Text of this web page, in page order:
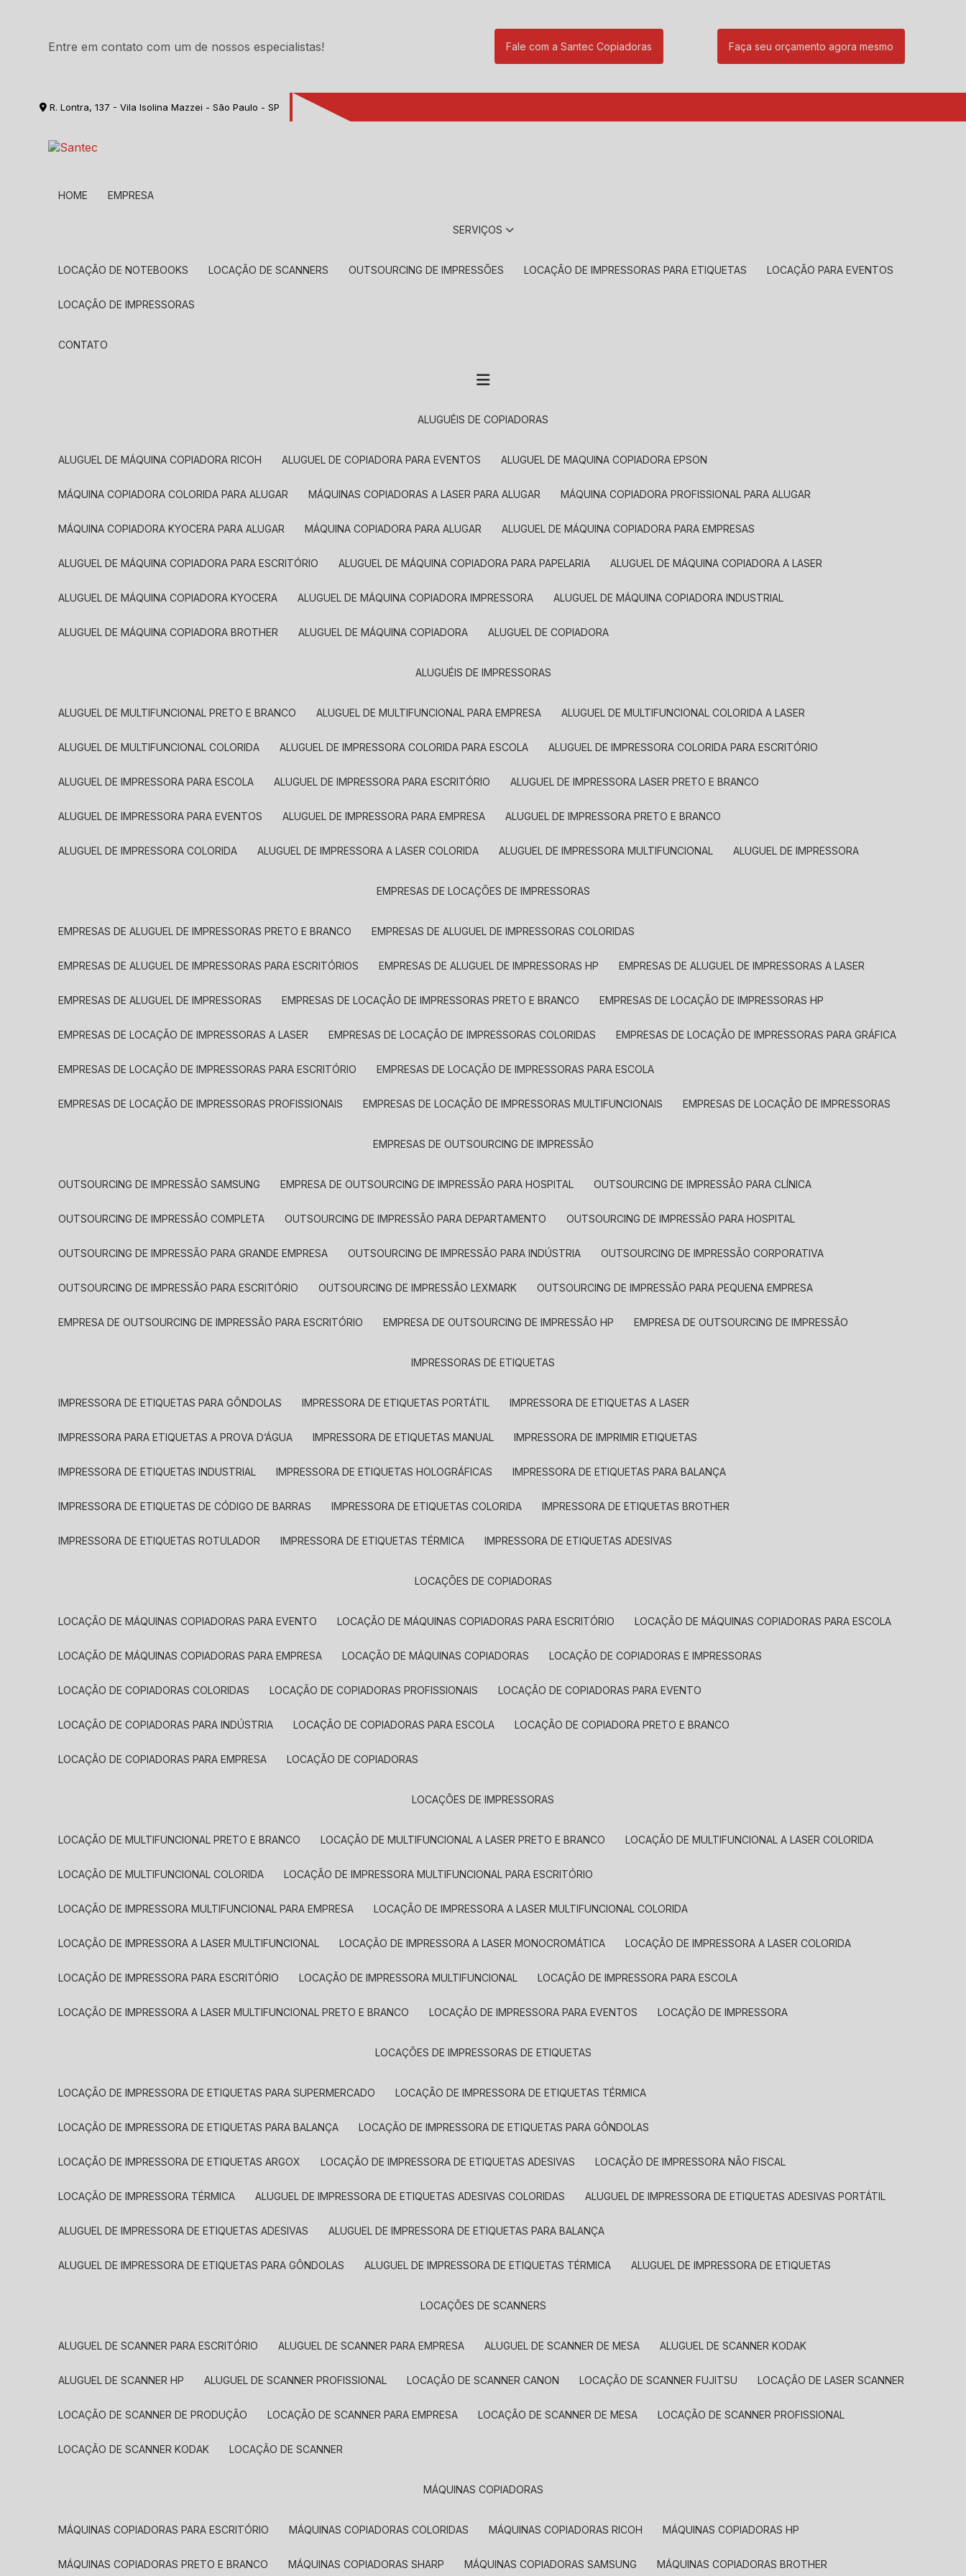
Entre em contato com um de nossos especialistas! Fale com a Santec Copiadoras Faça seu orçamento agora mesmo
R. Lontra, 137 - Vila Isolina Mazzei - São Paulo - SP
HOME EMPRESA
SERVIÇOS
LOCAÇÃO DE NOTEBOOKS LOCAÇÃO DE SCANNERS OUTSOURCING DE IMPRESSÕES LOCAÇÃO DE IMPRESSORAS PARA ETIQUETAS LOCAÇÃO PARA EVENTOS
LOCAÇÃO DE IMPRESSORAS
CONTATO
ALUGUÉIS DE COPIADORAS
ALUGUEL DE MÁQUINA COPIADORA RICOH ALUGUEL DE COPIADORA PARA EVENTOS ALUGUEL DE MAQUINA COPIADORA EPSON
MÁQUINA COPIADORA COLORIDA PARA ALUGAR MÁQUINAS COPIADORAS A LASER PARA ALUGAR MÁQUINA COPIADORA PROFISSIONAL PARA ALUGAR
MÁQUINA COPIADORA KYOCERA PARA ALUGAR MÁQUINA COPIADORA PARA ALUGAR ALUGUEL DE MÁQUINA COPIADORA PARA EMPRESAS
ALUGUEL DE MÁQUINA COPIADORA PARA ESCRITÓRIO ALUGUEL DE MÁQUINA COPIADORA PARA PAPELARIA ALUGUEL DE MÁQUINA COPIADORA A LASER
ALUGUEL DE MÁQUINA COPIADORA KYOCERA ALUGUEL DE MÁQUINA COPIADORA IMPRESSORA ALUGUEL DE MÁQUINA COPIADORA INDUSTRIAL
ALUGUEL DE MÁQUINA COPIADORA BROTHER ALUGUEL DE MÁQUINA COPIADORA ALUGUEL DE COPIADORA
ALUGUÉIS DE IMPRESSORAS
ALUGUEL DE MULTIFUNCIONAL PRETO E BRANCO ALUGUEL DE MULTIFUNCIONAL PARA EMPRESA ALUGUEL DE MULTIFUNCIONAL COLORIDA A LASER
ALUGUEL DE MULTIFUNCIONAL COLORIDA ALUGUEL DE IMPRESSORA COLORIDA PARA ESCOLA ALUGUEL DE IMPRESSORA COLORIDA PARA ESCRITÓRIO
ALUGUEL DE IMPRESSORA PARA ESCOLA ALUGUEL DE IMPRESSORA PARA ESCRITÓRIO ALUGUEL DE IMPRESSORA LASER PRETO E BRANCO
ALUGUEL DE IMPRESSORA PARA EVENTOS ALUGUEL DE IMPRESSORA PARA EMPRESA ALUGUEL DE IMPRESSORA PRETO E BRANCO
ALUGUEL DE IMPRESSORA COLORIDA ALUGUEL DE IMPRESSORA A LASER COLORIDA ALUGUEL DE IMPRESSORA MULTIFUNCIONAL ALUGUEL DE IMPRESSORA
EMPRESAS DE LOCAÇÕES DE IMPRESSORAS
EMPRESAS DE ALUGUEL DE IMPRESSORAS PRETO E BRANCO EMPRESAS DE ALUGUEL DE IMPRESSORAS COLORIDAS
EMPRESAS DE ALUGUEL DE IMPRESSORAS PARA ESCRITÓRIOS EMPRESAS DE ALUGUEL DE IMPRESSORAS HP EMPRESAS DE ALUGUEL DE IMPRESSORAS A LASER
EMPRESAS DE ALUGUEL DE IMPRESSORAS EMPRESAS DE LOCAÇÃO DE IMPRESSORAS PRETO E BRANCO EMPRESAS DE LOCAÇÃO DE IMPRESSORAS HP
EMPRESAS DE LOCAÇÃO DE IMPRESSORAS A LASER EMPRESAS DE LOCAÇÃO DE IMPRESSORAS COLORIDAS EMPRESAS DE LOCAÇÃO DE IMPRESSORAS PARA GRÁFICA
EMPRESAS DE LOCAÇÃO DE IMPRESSORAS PARA ESCRITÓRIO EMPRESAS DE LOCAÇÃO DE IMPRESSORAS PARA ESCOLA
EMPRESAS DE LOCAÇÃO DE IMPRESSORAS PROFISSIONAIS EMPRESAS DE LOCAÇÃO DE IMPRESSORAS MULTIFUNCIONAIS EMPRESAS DE LOCAÇÃO DE IMPRESSORAS
EMPRESAS DE OUTSOURCING DE IMPRESSÃO
OUTSOURCING DE IMPRESSÃO SAMSUNG EMPRESA DE OUTSOURCING DE IMPRESSÃO PARA HOSPITAL OUTSOURCING DE IMPRESSÃO PARA CLÍNICA
OUTSOURCING DE IMPRESSÃO COMPLETA OUTSOURCING DE IMPRESSÃO PARA DEPARTAMENTO OUTSOURCING DE IMPRESSÃO PARA HOSPITAL
OUTSOURCING DE IMPRESSÃO PARA GRANDE EMPRESA OUTSOURCING DE IMPRESSÃO PARA INDÚSTRIA OUTSOURCING DE IMPRESSÃO CORPORATIVA
OUTSOURCING DE IMPRESSÃO PARA ESCRITÓRIO OUTSOURCING DE IMPRESSÃO LEXMARK OUTSOURCING DE IMPRESSÃO PARA PEQUENA EMPRESA
EMPRESA DE OUTSOURCING DE IMPRESSÃO PARA ESCRITÓRIO EMPRESA DE OUTSOURCING DE IMPRESSÃO HP EMPRESA DE OUTSOURCING DE IMPRESSÃO
IMPRESSORAS DE ETIQUETAS
IMPRESSORA DE ETIQUETAS PARA GÔNDOLAS IMPRESSORA DE ETIQUETAS PORTÁTIL IMPRESSORA DE ETIQUETAS A LASER
IMPRESSORA PARA ETIQUETAS A PROVA D’ÁGUA IMPRESSORA DE ETIQUETAS MANUAL IMPRESSORA DE IMPRIMIR ETIQUETAS
IMPRESSORA DE ETIQUETAS INDUSTRIAL IMPRESSORA DE ETIQUETAS HOLOGRÁFICAS IMPRESSORA DE ETIQUETAS PARA BALANÇA
IMPRESSORA DE ETIQUETAS DE CÓDIGO DE BARRAS IMPRESSORA DE ETIQUETAS COLORIDA IMPRESSORA DE ETIQUETAS BROTHER
IMPRESSORA DE ETIQUETAS ROTULADOR IMPRESSORA DE ETIQUETAS TÉRMICA IMPRESSORA DE ETIQUETAS ADESIVAS
LOCAÇÕES DE COPIADORAS
LOCAÇÃO DE MÁQUINAS COPIADORAS PARA EVENTO LOCAÇÃO DE MÁQUINAS COPIADORAS PARA ESCRITÓRIO LOCAÇÃO DE MÁQUINAS COPIADORAS PARA ESCOLA
LOCAÇÃO DE MÁQUINAS COPIADORAS PARA EMPRESA LOCAÇÃO DE MÁQUINAS COPIADORAS LOCAÇÃO DE COPIADORAS E IMPRESSORAS
LOCAÇÃO DE COPIADORAS COLORIDAS LOCAÇÃO DE COPIADORAS PROFISSIONAIS LOCAÇÃO DE COPIADORAS PARA EVENTO
LOCAÇÃO DE COPIADORAS PARA INDÚSTRIA LOCAÇÃO DE COPIADORAS PARA ESCOLA LOCAÇÃO DE COPIADORA PRETO E BRANCO
LOCAÇÃO DE COPIADORAS PARA EMPRESA LOCAÇÃO DE COPIADORAS
LOCAÇÕES DE IMPRESSORAS
LOCAÇÃO DE MULTIFUNCIONAL PRETO E BRANCO LOCAÇÃO DE MULTIFUNCIONAL A LASER PRETO E BRANCO LOCAÇÃO DE MULTIFUNCIONAL A LASER COLORIDA
LOCAÇÃO DE MULTIFUNCIONAL COLORIDA LOCAÇÃO DE IMPRESSORA MULTIFUNCIONAL PARA ESCRITÓRIO
LOCAÇÃO DE IMPRESSORA MULTIFUNCIONAL PARA EMPRESA LOCAÇÃO DE IMPRESSORA A LASER MULTIFUNCIONAL COLORIDA
LOCAÇÃO DE IMPRESSORA A LASER MULTIFUNCIONAL LOCAÇÃO DE IMPRESSORA A LASER MONOCROMÁTICA LOCAÇÃO DE IMPRESSORA A LASER COLORIDA
LOCAÇÃO DE IMPRESSORA PARA ESCRITÓRIO LOCAÇÃO DE IMPRESSORA MULTIFUNCIONAL LOCAÇÃO DE IMPRESSORA PARA ESCOLA
LOCAÇÃO DE IMPRESSORA A LASER MULTIFUNCIONAL PRETO E BRANCO LOCAÇÃO DE IMPRESSORA PARA EVENTOS LOCAÇÃO DE IMPRESSORA
LOCAÇÕES DE IMPRESSORAS DE ETIQUETAS
LOCAÇÃO DE IMPRESSORA DE ETIQUETAS PARA SUPERMERCADO LOCAÇÃO DE IMPRESSORA DE ETIQUETAS TÉRMICA
LOCAÇÃO DE IMPRESSORA DE ETIQUETAS PARA BALANÇA LOCAÇÃO DE IMPRESSORA DE ETIQUETAS PARA GÔNDOLAS
LOCAÇÃO DE IMPRESSORA DE ETIQUETAS ARGOX LOCAÇÃO DE IMPRESSORA DE ETIQUETAS ADESIVAS LOCAÇÃO DE IMPRESSORA NÃO FISCAL
LOCAÇÃO DE IMPRESSORA TÉRMICA ALUGUEL DE IMPRESSORA DE ETIQUETAS ADESIVAS COLORIDAS ALUGUEL DE IMPRESSORA DE ETIQUETAS ADESIVAS PORTÁTIL
ALUGUEL DE IMPRESSORA DE ETIQUETAS ADESIVAS ALUGUEL DE IMPRESSORA DE ETIQUETAS PARA BALANÇA
ALUGUEL DE IMPRESSORA DE ETIQUETAS PARA GÔNDOLAS ALUGUEL DE IMPRESSORA DE ETIQUETAS TÉRMICA ALUGUEL DE IMPRESSORA DE ETIQUETAS
LOCAÇÕES DE SCANNERS
ALUGUEL DE SCANNER PARA ESCRITÓRIO ALUGUEL DE SCANNER PARA EMPRESA ALUGUEL DE SCANNER DE MESA ALUGUEL DE SCANNER KODAK
ALUGUEL DE SCANNER HP ALUGUEL DE SCANNER PROFISSIONAL LOCAÇÃO DE SCANNER CANON LOCAÇÃO DE SCANNER FUJITSU LOCAÇÃO DE LASER SCANNER
LOCAÇÃO DE SCANNER DE PRODUÇÃO LOCAÇÃO DE SCANNER PARA EMPRESA LOCAÇÃO DE SCANNER DE MESA LOCAÇÃO DE SCANNER PROFISSIONAL
LOCAÇÃO DE SCANNER KODAK LOCAÇÃO DE SCANNER
MÁQUINAS COPIADORAS
MÁQUINAS COPIADORAS PARA ESCRITÓRIO MÁQUINAS COPIADORAS COLORIDAS MÁQUINAS COPIADORAS RICOH MÁQUINAS COPIADORAS HP
MÁQUINAS COPIADORAS PRETO E BRANCO MÁQUINAS COPIADORAS SHARP MÁQUINAS COPIADORAS SAMSUNG MÁQUINAS COPIADORAS BROTHER